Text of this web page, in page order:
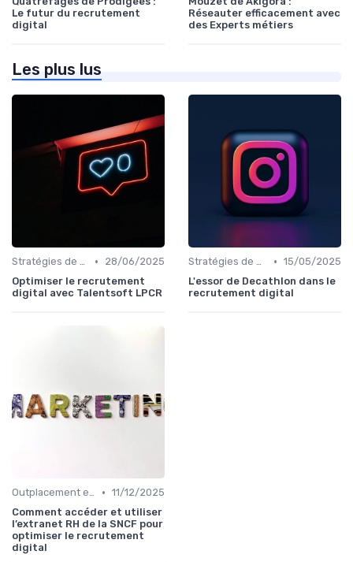
Le futur du recrutement
digital
Réseauter efficacement avec
des Experts métiers
Les plus lus
Stratégies de Recrutement Digital •
28/06/2025
Optimiser le recrutement
digital avec Talentsoft LPCR
Stratégies de Recrutement Digital • 15/05/2025
L'essor de Decathlon dans le
recrutement digital
Outplacement et Conseil RH • 11/12/2025
Comment accéder et utiliser
l’extranet RH de la SNCF pour
optimiser le recrutement
digital